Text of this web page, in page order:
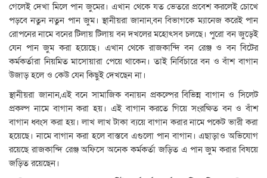
গেলেই দেখা মিলে পান জুমের। এখান থেকে যত ভেতরে প্রবেশ করলেই চোখে
পড়বে নতুন নতুন পান জুম। স্থানীয়রা জানান,বন বিভাগকে ম্যানেজ করেই পান
রোপনের নামে বনের টিলায় টিলায় বন দখলের মহোৎসব চলছে। পুরো বন জুড়েই
যেন পান জুম করা হয়েছে। এখান থেকে রাজকান্দি বন রেঞ্জ ও বন বিটের
কর্মকর্তারা নিয়মিত মাসোয়ারা পেয়ে থাকেন। তাই নির্বিচারে বন ও বাঁশ বাগান
উজাড় হলে ও কেউ যেন কিছুই দেখছেন না।
স্থানীয়রা জানান,এই বনে সামাজিক বনায়ন প্রকল্পের বিভিন্ন বাগান ও সিলেট
প্রকল্প নামে বাগান করা হয়। এই বাগান করতে গিয়ে সংরক্ষিত বন ও বাঁশ
বাগান ধ্বংস করা হয়। লাখ লাখ টাকা ব্যয়ে বাগান করার নামে পকেট ভারী করা
হয়েছে। নামে বাগান করা হলে বাস্তবে এগুলো পান বাগান। এছাড়াও অভিযোগ
রয়েছে রাজকান্দি রেঞ্জ অফিসে অনেক কর্মকর্তা জড়িত এ পান জুম করার বিষয়ে
জড়িত রয়েছেন।